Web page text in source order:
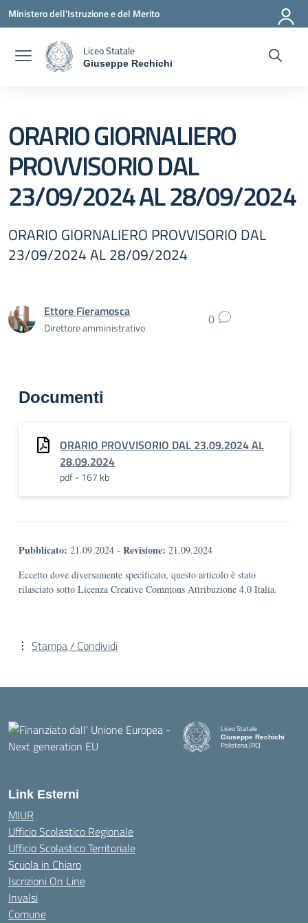
Vai ai contenuti
Vai al menu di navigazione
Vai al footer
Ministero dell'Istruzione e del Merito
Liceo Statale
Giuseppe Rechichi
ORARIO GIORNALIERO
PROVVISORIO DAL
23/09/2024 AL 28/09/2024
ORARIO GIORNALIERO PROVVISORIO DAL
23/09/2024 AL 28/09/2024
Ettore Fieramosca
Direttore amministrativo 0
Documenti
ORARIO PROVVISORIO DAL 23.09.2024 AL
28.09.2024
pdf - 167 kb
Pubblicato: 21.09.2024 - Revisione: 21.09.2024
Eccetto dove diversamente specificato, questo articolo è stato
rilasciato sotto Licenza Creative Commons Attribuzione 4.0 Italia.
Stampa / Condividi
Liceo Statale
Giuseppe Rechichi
Polistena (RC)
Link Esterni
MIUR
Ufficio Scolastico Regionale
Ufficio Scolastico Territoriale
Scuola in Chiaro
Iscrizioni On Line
Invalsi
Comune